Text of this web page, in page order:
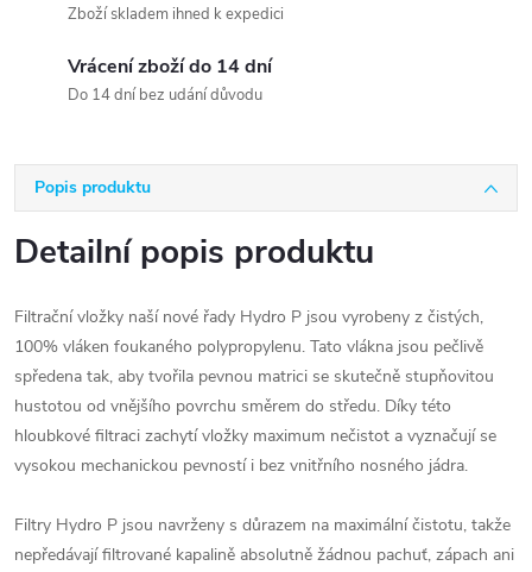
Zboží skladem ihned k expedici
Vrácení zboží do 14 dní
Do 14 dní bez udání důvodu
Popis produktu
Detailní popis produktu
Filtrační vložky naší nové řady Hydro P jsou vyrobeny z čistých,
100% vláken foukaného polypropylenu. Tato vlákna jsou pečlivě
spředena tak, aby tvořila pevnou matrici se skutečně stupňovitou
hustotou od vnějšího povrchu směrem do středu. Díky této
hloubkové filtraci zachytí vložky maximum nečistot a vyznačují se
vysokou mechanickou pevností i bez vnitřního nosného jádra.
Filtry Hydro P jsou navrženy s důrazem na maximální čistotu, takže
nepředávají filtrované kapalině absolutně žádnou pachuť, zápach ani